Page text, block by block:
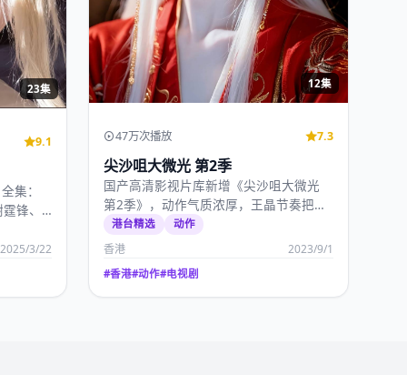
23集
9.1
集：
锋、
2025/3/22
12集
47万次播放 7.3
尖沙咀大微光 第2季
国产高清影视片库新增《尖沙咀大微光
第2季》，动作气质浓厚，王晶节奏把控
出色，2023年9月…
港台精选 动作
香港 2023/9/1
#香港#动作#电视剧